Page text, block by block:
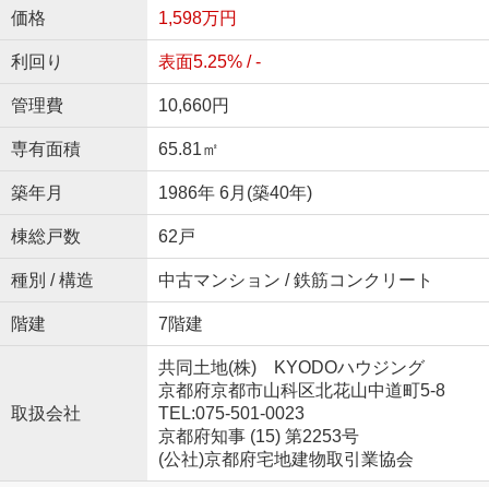
価格 1,598万円
利回り 表面5.25% / -
管理費 10,660円
専有面積 65.81㎡
築年月 1986年 6月(築40年)
棟総戸数 62戸
種別 / 構造 中古マンション / 鉄筋コンクリート
階建 7階建
取扱会社
共同土地(株) KYODOハウジング
京都府京都市山科区北花山中道町5-8
TEL:075-501-0023
京都府知事 (15) 第2253号
(公社)京都府宅地建物取引業協会